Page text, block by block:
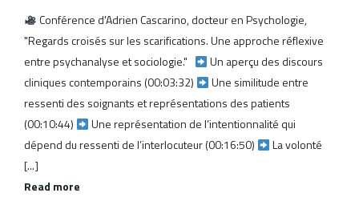
Conférence d'Adrien Cascarino, docteur en Psychologie,
"Regards croisés sur les scarifications. Une approche réflexive
entre psychanalyse et sociologie."
Un aperçu des discours
cliniques contemporains (00:03:32​)
Une similitude entre
ressenti des soignants et représentations des patients
(00:10:44)
Une représentation de l’intentionnalité qui
dépend du ressenti de l’interlocuteur (00:16:50​)
La volonté
[...]
Read more